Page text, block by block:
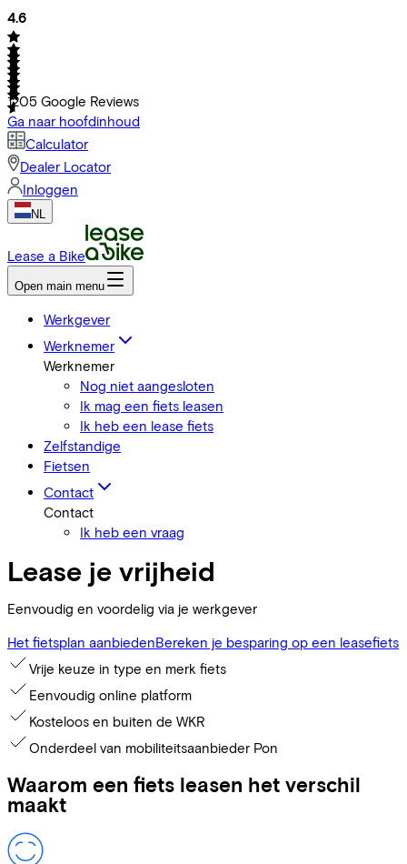
4.6
1205 Google Reviews
Ga naar hoofdinhoud
Calculator
Dealer Locator
Inloggen
NL
Lease a Bike
Open main menu
Werkgever
Werknemer
Werknemer
Nog niet aangesloten
Ik mag een fiets leasen
Ik heb een lease fiets
Zelfstandige
Fietsen
Contact
Contact
Ik heb een vraag
Lease je vrijheid
Eenvoudig en voordelig via je werkgever
Het fietsplan aanbiedenBereken je besparing op een leasefiets
Vrije keuze in type en merk fiets
Eenvoudig online platform
Kosteloos en buiten de WKR
Onderdeel van mobiliteitsaanbieder Pon
Waarom een fiets leasen het verschil
maakt